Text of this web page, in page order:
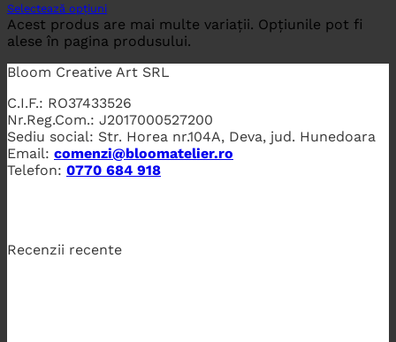
Selectează opțiuni
Acest produs are mai multe variații. Opțiunile pot fi
alese în pagina produsului.
Bloom Creative Art SRL
C.I.F.: RO37433526
Nr.Reg.Com.: J2017000527200
Sediu social: Str. Horea nr.104A, Deva, jud. Hunedoara
Email: comenzi@bloomatelier.ro
Telefon: 0770 684 918
Recenzii recente